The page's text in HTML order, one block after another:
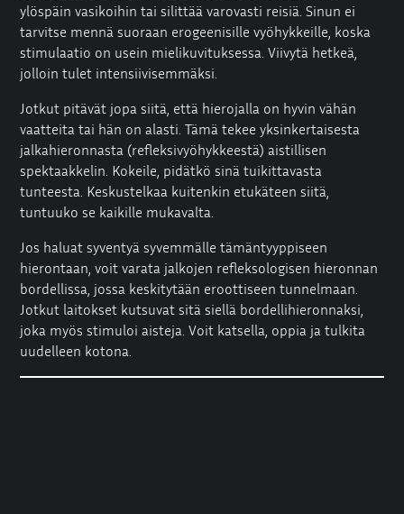
ylöspäin vasikoihin tai silittää varovasti reisiä. Sinun ei
tarvitse mennä suoraan erogeenisille vyöhykkeille, koska
stimulaatio on usein mielikuvituksessa. Viivytä hetkeä,
jolloin tulet intensiivisemmäksi.
Jotkut pitävät jopa siitä, että hierojalla on hyvin vähän
vaatteita tai hän on alasti. Tämä tekee yksinkertaisesta
jalkahieronnasta (refleksivyöhykkeestä) aistillisen
spektaakkelin. Kokeile, pidätkö sinä tuikittavasta
tunteesta. Keskustelkaa kuitenkin etukäteen siitä,
tuntuuko se kaikille mukavalta.
Jos haluat syventyä syvemmälle tämäntyyppiseen
hierontaan, voit varata jalkojen refleksologisen hieronnan
bordellissa, jossa keskitytään eroottiseen tunnelmaan.
Jotkut laitokset kutsuvat sitä siellä bordellihieronnaksi,
joka myös stimuloi aisteja. Voit katsella, oppia ja tulkita
uudelleen kotona.